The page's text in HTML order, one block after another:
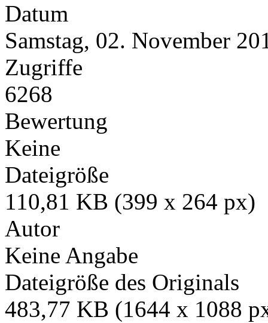
Datum
Samstag, 02. November
Zugriffe
6268
Bewertung
Keine
Dateigröße
110,81 KB (399 x 264 px)
Autor
Keine Angabe
Dateigröße des Originals
483,77 KB (1644 x 1088